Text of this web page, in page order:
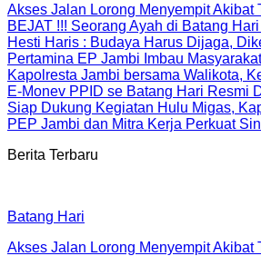
Akses Jalan Lorong Menyempit
BEJAT !!! Seorang Ayah di Batang
Hesti Haris : Budaya Harus Dijaga,
Pertamina EP Jambi Imbau
Kapolresta Jambi bersama Walikota,
E-Monev PPID se Batang Hari Resmi
Siap Dukung Kegiatan Hulu Migas,
PEP Jambi dan Mitra Kerja Perkuat
Berita Terbaru
Batang Hari
Akses Jalan Lorong Menyempit